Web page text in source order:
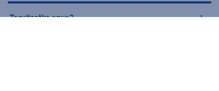
Tarvitsetko apua?